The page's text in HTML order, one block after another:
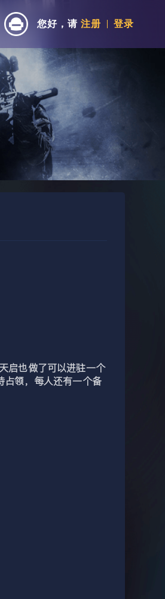
您好，请 注册 登录
启也做了可以进驻一个
占领，每人还有一个备